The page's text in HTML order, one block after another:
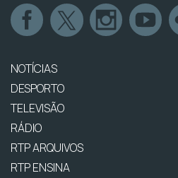
NOTÍCIAS
DESPORTO
TELEVISÃO
RÁDIO
RTP ARQUIVOS
RTP ENSINA